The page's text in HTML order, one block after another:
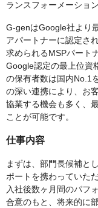
ランスフォーメーショ
G-genはGoogle社より
アパートナーに認定さ
求められるMSPパート
Google認定の最上位資
の保有者数は国内No.1
の深い連携により、お
協業する機会も多く、
ことが可能です。
仕事内容
まずは、部門長候補と
ポートを携わっていただ
入社後数ヶ月間のパフ
合意のもと、将来的に